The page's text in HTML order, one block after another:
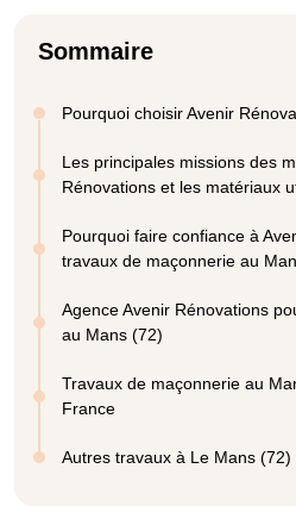
Sommaire
Pourquoi choisir Avenir
Les principales missions des
Rénovations et les matériaux
Pourquoi faire confiance à
travaux de maçonnerie au
Agence Avenir Rénovations
au Mans (72)
Travaux de maçonnerie au
France
Autres travaux à Le Mans (72)